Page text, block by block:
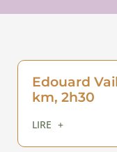
Edouard
km, 2h30
LIRE +